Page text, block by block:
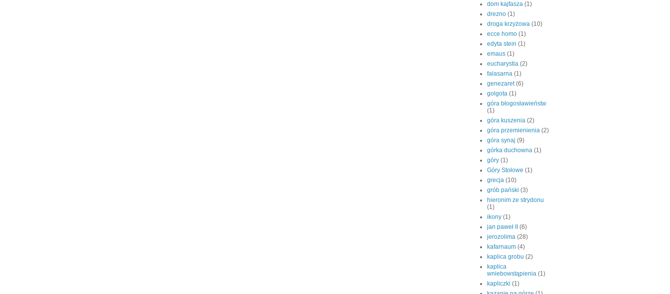
dom kajfasza (1)
drezno (1)
droga krzyżowa (10)
ecce homo (1)
edyta stein (1)
emaus (1)
eucharystia (2)
falasarna (1)
genezaret (6)
golgota (1)
góra błogosławieństw
(1)
góra kuszenia (2)
góra przemienienia (2)
góra synaj (9)
górka duchowna (1)
góry (1)
Góry Stołowe (1)
grecja (10)
grób pański (3)
hieronim ze strydonu
(1)
ikony (1)
jan paweł II
(6)
jerozolima (28)
kafarnaum (4)
kaplica grobu (2)
kaplica
wniebowstąpienia (1)
kapliczki (1)